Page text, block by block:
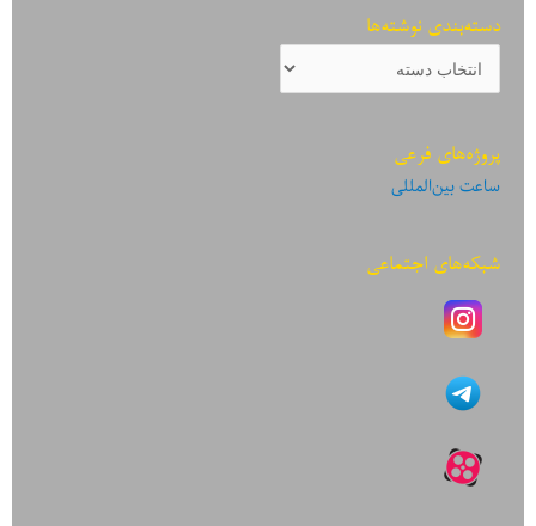
دسته‌بندی نوشته‌ها
دسته‌بندی
نوشته‌ها
پروژه‌های فرعی
ساعت بین‌المللی
شبکه‌های اجتماعی